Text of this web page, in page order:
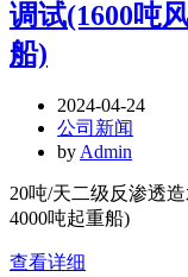
调试(1600吨
船)
2024-04-24
公司新闻
byAdmin
20吨/天二级反渗透
4000吨起重船)
查看详细